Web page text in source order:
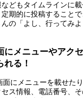
どもタイムラインに
期的に投稿すること
の「よし、行ってみ
にメニューやアク
る！
面にメニューを載せた
ス情報、電話番号、